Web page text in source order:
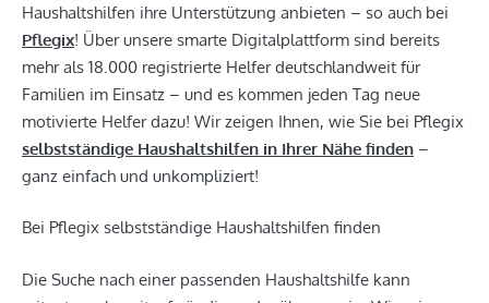
Haushaltshilfen ihre Unterstützung anbieten – so auch bei
Pflegix! Über unsere smarte Digitalplattform sind bereits
mehr als 18.000 registrierte Helfer deutschlandweit für
Familien im Einsatz – und es kommen jeden Tag neue
motivierte Helfer dazu! Wir zeigen Ihnen, wie Sie bei Pflegix
selbstständige Haushaltshilfen in Ihrer Nähe finden –
ganz einfach und unkompliziert!
Bei Pflegix selbstständige Haushaltshilfen finden
Die Suche nach einer passenden Haushaltshilfe kann